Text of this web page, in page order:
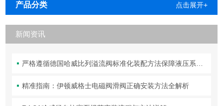
产品分类 点击展开+
新闻资讯
严格遵循德国哈威比列溢流阀标准化装配方法保障液压系统压力调控精准可靠
精准指南：伊顿威格士电磁阀滑阀正确安装方法全解析